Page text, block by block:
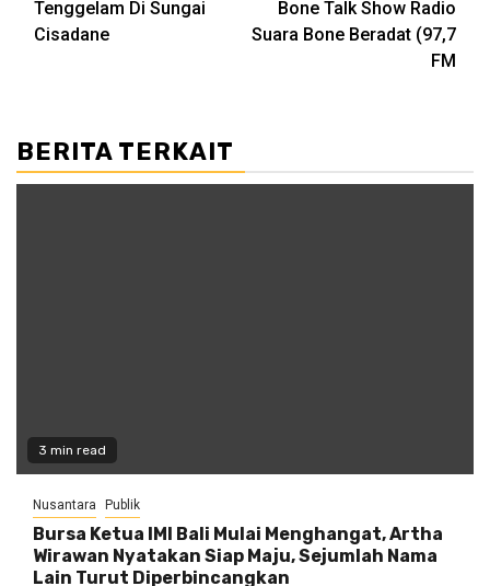
Tenggelam Di Sungai
Cisadane
Bone Talk Show Radio
Suara Bone Beradat (97,7
FM
BERITA TERKAIT
3 min read
Nusantara Publik
Bursa Ketua IMI Bali Mulai Menghangat, Artha
Wirawan Nyatakan Siap Maju, Sejumlah Nama
Lain Turut Diperbincangkan